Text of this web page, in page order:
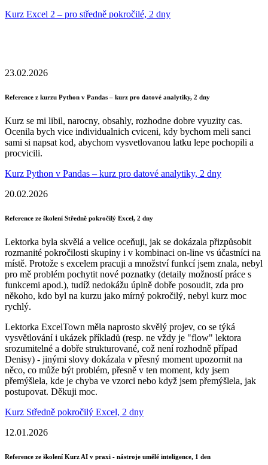
Kurz Excel 2 – pro středně pokročilé, 2 dny
23.02.2026
Reference z kurzu Python v Pandas – kurz pro datové analytiky, 2 dny
Kurz se mi libil, narocny, obsahly, rozhodne dobre vyuzity cas.
Ocenila bych vice individualnich cviceni, kdy bychom meli sanci
sami si napsat kod, abychom vysvetlovanou latku lepe pochopili a
procvicili.
Kurz Python v Pandas – kurz pro datové analytiky, 2 dny
20.02.2026
Reference ze školení Středně pokročilý Excel, 2 dny
Lektorka byla skvělá a velice oceňuji, jak se dokázala přizpůsobit
rozmanité pokročilosti skupiny i v kombinaci on-line vs účastníci na
místě. Protože s excelem pracuji a množství funkcí jsem znala, nebyl
pro mě problém pochytit nové poznatky (detaily možností práce s
funkcemi apod.), tudíž nedokážu úplně dobře posoudit, zda pro
někoho, kdo byl na kurzu jako mírný pokročilý, nebyl kurz moc
rychlý.
Lektorka ExcelTown měla naprosto skvělý projev, co se týká
vysvětlování i ukázek příkladů (resp. ne vždy je "flow" lektora
srozumitelné a dobře strukturované, což není rozhodně případ
Denisy) - jinými slovy dokázala v přesný moment upozornit na
něco, co může být problém, přesně v ten moment, kdy jsem
přemýšlela, kde je chyba ve vzorci nebo když jsem přemýšlela, jak
postupovat. Děkuji moc.
Kurz Středně pokročilý Excel, 2 dny
12.01.2026
Reference ze školení Kurz AI v praxi - nástroje umělé inteligence, 1 den